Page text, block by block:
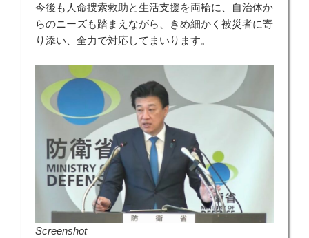
今後も人命捜索救助と生活支援を両輪に、自治体か
らのニーズも踏まえながら、きめ細かく被災者に寄
り添い、全力で対応してまいります。
Screenshot